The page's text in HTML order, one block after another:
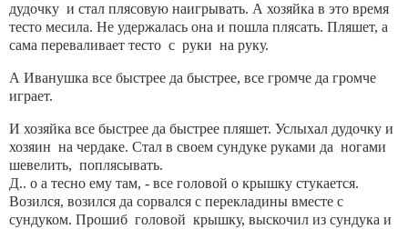
дудочку и стал плясовую наигрывать. А хозяйка в это время
тесто месила. Не удержалась она и пошла плясать. Пляшет, а
сама переваливает тесто с руки на руку.
А Иванушка все быстрее да быстрее, все громче да громче
играет.
И хозяйка все быстрее да быстрее пляшет. Услыхал дудочку и
хозяин на чердаке. Стал в своем сундуке руками да ногами
шевелить, поплясывать.
Д.. о а тесно ему там, - все головой о крышку стукается.
Возился, возился да сорвался с перекладины вместе с
сундуком. Прошиб головой крышку, выскочил из сундука и